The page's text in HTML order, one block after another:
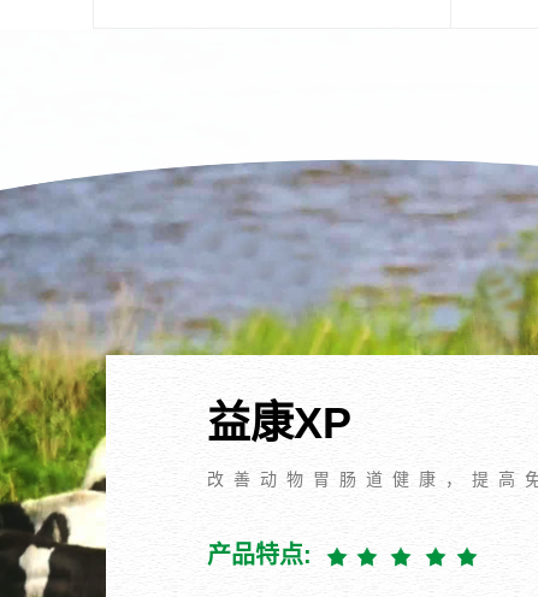
益康XP
改善动物胃肠道健康，提高
产品特点: